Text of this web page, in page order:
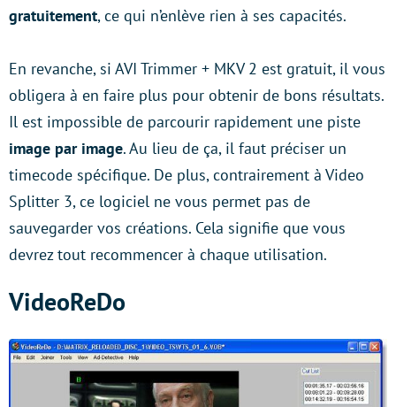
gratuitement, ce qui n’enlève rien à ses capacités.
En revanche, si AVI Trimmer + MKV 2 est gratuit, il vous
obligera à en faire plus pour obtenir de bons résultats.
Il est impossible de parcourir rapidement une piste
image par image. Au lieu de ça, il faut préciser un
timecode spécifique. De plus, contrairement à Video
Splitter 3, ce logiciel ne vous permet pas de
sauvegarder vos créations. Cela signifie que vous
devrez tout recommencer à chaque utilisation.
VideoReDo